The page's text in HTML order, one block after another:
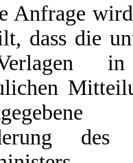
Anfrage
dass die
des